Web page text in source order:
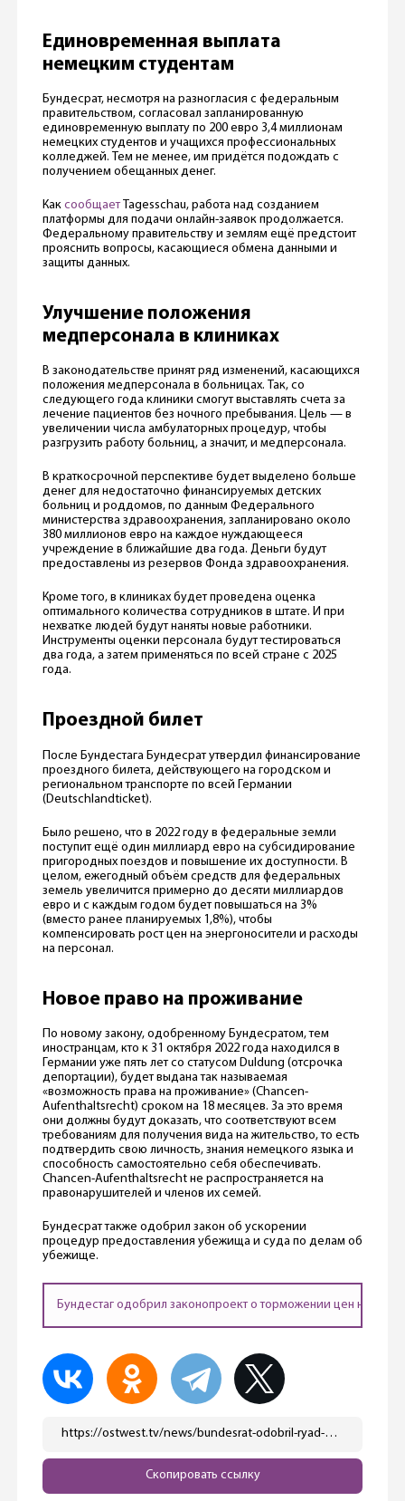
Единовременная выплата
немецким студентам
Бундесрат, несмотря на разногласия с федеральным
правительством, согласовал запланированную
единовременную выплату по 200 евро 3,4 миллионам
немецких студентов и учащихся профессиональных
колледжей. Тем не менее, им придётся подождать с
получением обещанных денег.
Как сообщаетTagesschau, работа над созданием
платформы для подачи онлайн-заявок продолжается.
Федеральному правительству и землям ещё предстоит
прояснить вопросы, касающиеся обмена данными и
защиты данных.
Улучшение положения
медперсонала в клиниках
В законодательстве принят ряд изменений, касающихся
положения медперсонала в больницах. Так, со
следующего года клиники смогут выставлять счета за
лечение пациентов без ночного пребывания. Цель — в
увеличении числа амбулаторных процедур, чтобы
разгрузить работу больниц, а значит, и медперсонала.
В краткосрочной перспективе будет выделено больше
денег для недостаточно финансируемых детских
больниц и роддомов, по данным Федерального
министерства здравоохранения, запланировано около
380 миллионов евро на каждое нуждающееся
учреждение в ближайшие два года. Деньги будут
предоставлены из резервов Фонда здравоохранения.
Кроме того, в клиниках будет проведена оценка
оптимального количества сотрудников в штате. И при
нехватке людей будут наняты новые работники.
Инструменты оценки персонала будут тестироваться
два года, а затем применяться по всей стране с 2025
года.
Проездной билет
После Бундестага Бундесрат утвердил финансирование
проездного билета, действующего на городском и
региональном транспорте по всей Германии
(Deutschlandticket).
Было решено, что в 2022 году в федеральные земли
поступит ещё один миллиард евро на субсидирование
пригородных поездов и повышение их доступности. В
целом, ежегодный объём средств для федеральных
земель увеличится примерно до десяти миллиардов
евро и с каждым годом будет повышаться на 3%
(вместо ранее планируемых 1,8%), чтобы
компенсировать рост цен на энергоносители и расходы
на персонал.
Новое право на проживание
По новому закону, одобренному Бундесратом, тем
иностранцам, кто к 31 октября 2022 года находился в
Германии уже пять лет со статусом Duldung (отсрочка
депортации), будет выдана так называемая
«возможность права на проживание» (Chancen-
Aufenthaltsrecht) сроком на 18 месяцев. За это время
они должны будут доказать, что соответствуют всем
требованиям для получения вида на жительство, то есть
подтвердить свою личность, знания немецкого языка и
способность самостоятельно себя обеспечивать.
Chancen-Aufenthaltsrecht не распространяется на
правонарушителей и членов их семей.
Бундесрат также одобрил закон об ускорении
процедур предоставления убежища и суда по делам об
убежище.
Бундестаг одобрил законопроект о торможении цен на
https://ostwest.tv/news/bundesrat-odobril-ryad-zakonov-razbiraem-podrobno/
Скопировать ссылку